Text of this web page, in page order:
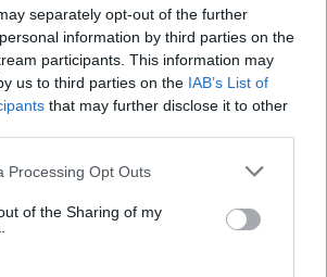
separately opt-out of the further
information by third parties on the
participants. This information may
us to third parties on the IAB’s List of
that may further disclose it to other
Processing Opt Outs
of the Sharing of my
acquisirà il 29 per cento di
le scarpe diventano da
lancia la sneakers del futuro: